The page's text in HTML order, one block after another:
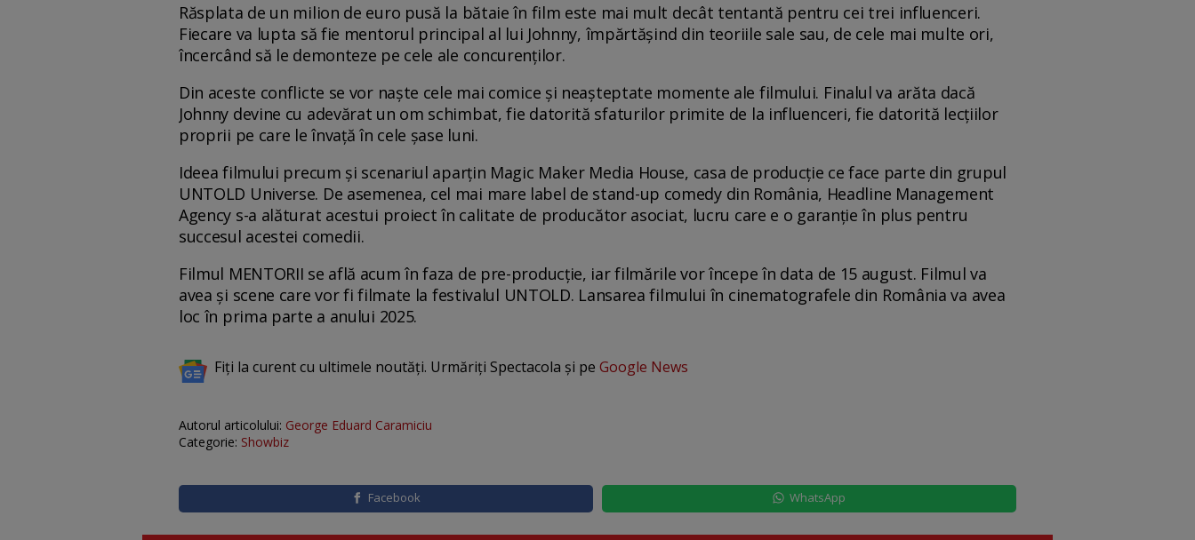
Răsplata de un milion de euro pusă la bătaie în film este mai mult decât tentantă pentru cei trei influenceri.
Fiecare va lupta să fie mentorul principal al lui Johnny, împărtășind din teoriile sale sau, de cele mai multe ori,
încercând să le demonteze pe cele ale concurenților.
Din aceste conflicte se vor naște cele mai comice și neașteptate momente ale filmului. Finalul va arăta dacă
Johnny devine cu adevărat un om schimbat, fie datorită sfaturilor primite de la influenceri, fie datorită lecțiilor
proprii pe care le învață în cele șase luni.
Ideea filmului precum și scenariul aparțin Magic Maker Media House, casa de producție ce face parte din grupul
UNTOLD Universe. De asemenea, cel mai mare label de stand-up comedy din România, Headline Management
Agency s-a alăturat acestui proiect în calitate de producător asociat, lucru care e o garanție în plus pentru
succesul acestei comedii.
Filmul MENTORII se află acum în faza de pre-producție, iar filmările vor începe în data de 15 august. Filmul va
avea și scene care vor fi filmate la festivalul UNTOLD. Lansarea filmului în cinematografele din România va avea
loc în prima parte a anului 2025.
Fiți la curent cu ultimele noutăți. Urmăriți Spectacola și pe Google News
Autorul articolului: George Eduard Caramiciu
Categorie: Showbiz
Facebook WhatsApp